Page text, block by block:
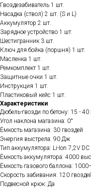
Гвоздезабиватель 1 шт.
Насадка (ствол) 2 шт. (S и L)
Аккумулятор 2 шт.
Зарядное устройство 1 шт.
Шестигранник 3 шт.
Ключ для бойка (поршня) 1 шт.
Масленка 1 шт.
Ремкомплект 1 шт.
Защитные очки 1 шт.
Инструкция 1 шт.
Пластиковый кейс 1 шт.
Характеристики
Дюбель-гвозди по бетону: 15 -
Угол наклона магазина: 0°
Ёмкость магазина: 30 гвоздей
Энергия выстрела: 90 Дж
Тип аккумулятора: Li-Ion 7,2V DC
Ёмкость аккумулятора: 4000
Ёмкость газового баллона:
Скорость забивания: 120
Подвесной крюк: Да